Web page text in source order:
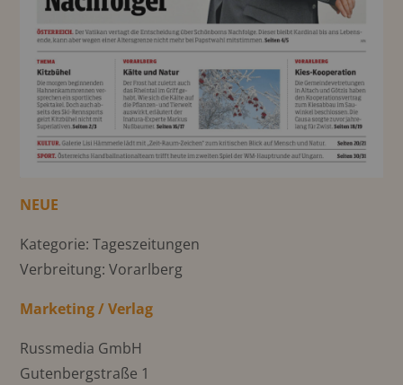
NEUE
Kategorie: Tageszeitungen
Verbreitung: Vorarlberg
Marketing / Verlag
Russmedia GmbH
Gutenbergstraße 1